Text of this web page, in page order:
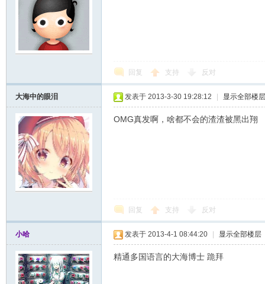
回复 支持 反对
大海中的眼泪 发表于 2013-3-30 19:28:12 显示全部楼层
OMG真发啊，啥都不会的渣渣被黑出翔
回复 支持 反对
小哈 发表于 2013-4-1 08:44:20 显示全部楼层
精通多国语言的大海博士 跪拜